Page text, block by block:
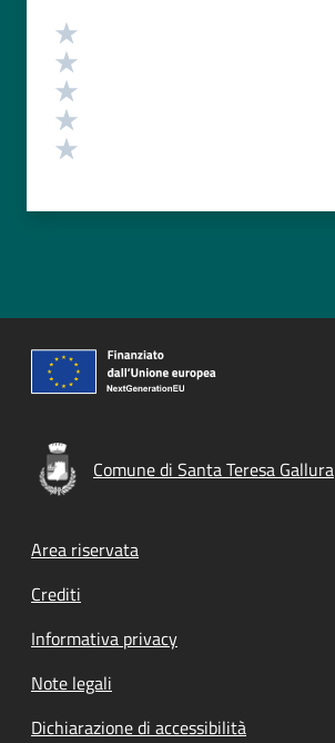
Valutazione
Comune di Santa Teresa Gallura
Footer menu
Area riservata
Crediti
Informativa privacy
Note legali
Dichiarazione di accessibilità